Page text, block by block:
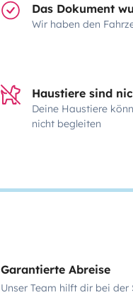
Das Dokument
Wir haben den
Haustiere sind
Deine Haustiere
nicht begleiten
Garantierte Abreise
Unser Team hilft dir bei der